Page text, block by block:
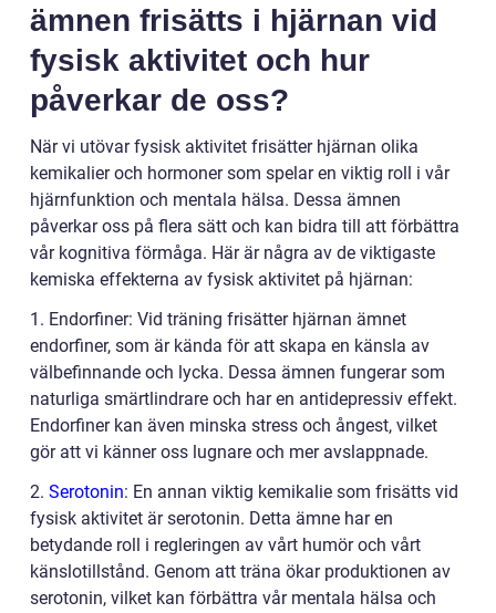
ämnen frisätts i hjärnan vid
fysisk aktivitet och hur
påverkar de oss?
När vi utövar fysisk aktivitet frisätter hjärnan olika
kemikalier och hormoner som spelar en viktig roll i vår
hjärnfunktion och mentala hälsa. Dessa ämnen
påverkar oss på flera sätt och kan bidra till att förbättra
vår kognitiva förmåga. Här är några av de viktigaste
kemiska effekterna av fysisk aktivitet på hjärnan:
1. Endorfiner: Vid träning frisätter hjärnan ämnet
endorfiner, som är kända för att skapa en känsla av
välbefinnande och lycka. Dessa ämnen fungerar som
naturliga smärtlindrare och har en antidepressiv effekt.
Endorfiner kan även minska stress och ångest, vilket
gör att vi känner oss lugnare och mer avslappnade.
2. Serotonin: En annan viktig kemikalie som frisätts vid
fysisk aktivitet är serotonin. Detta ämne har en
betydande roll i regleringen av vårt humör och vårt
känslotillstånd. Genom att träna ökar produktionen av
serotonin, vilket kan förbättra vår mentala hälsa och